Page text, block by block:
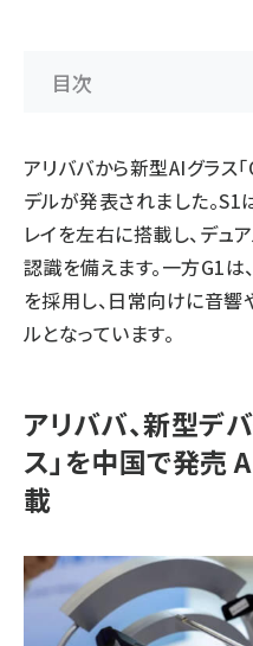
目次
アリババから新型AIグラス
デルが発表されました。
レイを左右に搭載し、デュ
認識を備えます。一方G1
を採用し、日常向けに音響
ルとなっています。
アリババ、新型デ
ス」を中国で発売
載